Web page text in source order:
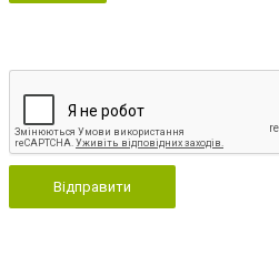
Відправити